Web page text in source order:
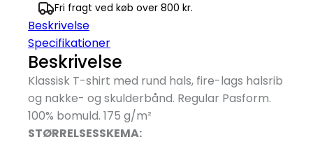
Fri fragt ved køb over 800 kr.
Beskrivelse
Specifikationer
Beskrivelse
Klassisk T-shirt med rund hals, fire-lags halsrib
og nakke- og skulderbånd. Regular Pasform.
100% bomuld. 175 g/m²
STØRRELSESSKEMA: